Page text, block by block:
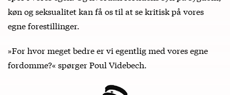
køn og seksualitet kan få os til at se kritisk på vores
egne forestillinger.
»For hvor meget bedre er vi egentlig med vores egne
fordomme?« spørger Poul Videbech.